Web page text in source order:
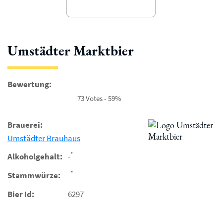
Umstädter Marktbier
Bewertung:
73 Votes - 59%
Brauerei:
Umstädter Brauhaus
Alkoholgehalt: -*
Stammwürze: -*
Bier Id: 6297